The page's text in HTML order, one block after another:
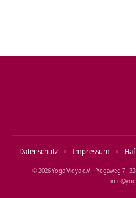
© 2026 Yoga Vidya e.V. · Yogaweg 7 ·
Datenschutz Impressum